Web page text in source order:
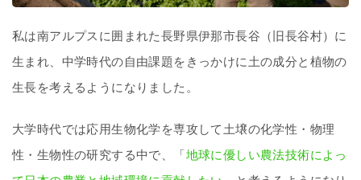
私は南アルプスに囲まれた長野県伊那市長谷（旧長谷村）に
生まれ、中学時代の自由課題をきっかけに土の成分と植物の
生長を考えるようになりました。
大学時代では応用生物化学を専攻して土壌の化学性・物理
性・生物性の研究する中で、「地球に優しい農法技術によっ